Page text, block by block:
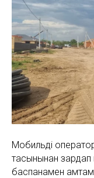
Мобильді
тасқынынан
баспанамен